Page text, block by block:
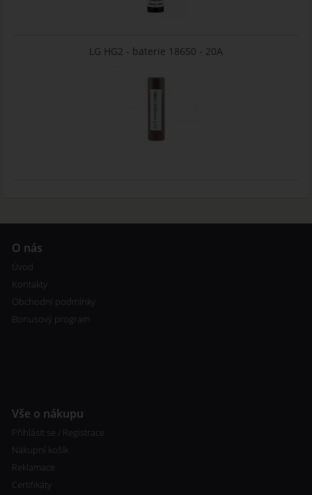
LG HG2 - baterie 18650 - 20A
O nás
Úvod
Kontakty
Obchodní podmínky
Bonusový program
Vše o nákupu
Přihlásit se / Registrace
Nákupní košík
Reklamace
Certifikáty